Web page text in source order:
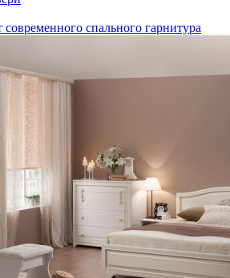
спального гарнитура